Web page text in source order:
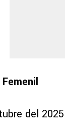
del 2025